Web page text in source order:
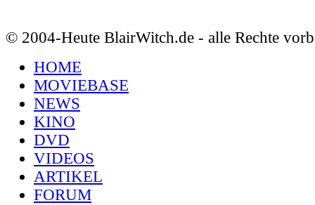
© 2004-Heute BlairWitch.de - alle Rechte
HOME
MOVIEBASE
NEWS
KINO
DVD
VIDEOS
ARTIKEL
FORUM